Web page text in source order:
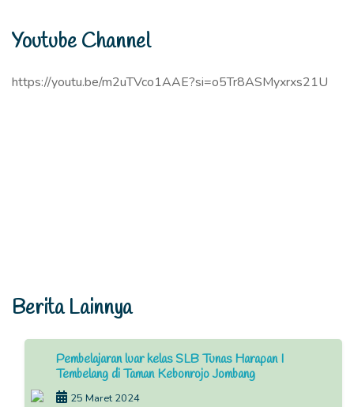
Youtube Channel
https://youtu.be/m2uTVco1AAE?si=o5Tr8ASMyxrxs21U
Berita Lainnya
Pembelajaran luar kelas SLB Tunas Harapan I
Tembelang di Taman Kebonrojo Jombang
25 Maret 2024